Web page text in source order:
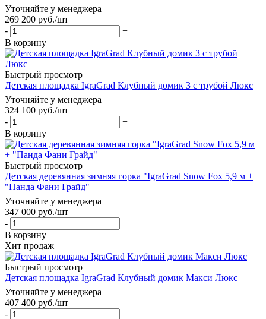
Уточняйте у менеджера
269 200 руб./шт
-
+
В корзину
Быстрый просмотр
Детская площадка IgraGrad Клубный домик 3 с трубой Люкс
Уточняйте у менеджера
324 100 руб./шт
-
+
В корзину
Быстрый просмотр
Детская деревянная зимняя горка "IgraGrad Snow Fox 5,9 м +
"Панда Фани Грайд"
Уточняйте у менеджера
347 000 руб./шт
-
+
В корзину
Хит продаж
Быстрый просмотр
Детская площадка IgraGrad Клубный домик Макси Люкс
Уточняйте у менеджера
407 400 руб./шт
-
+